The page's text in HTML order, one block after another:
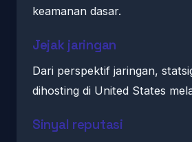
keamanan dasar.
Jejak jaringan
Dari perspektif jaringan,
dihosting di United States
Sinyal reputasi